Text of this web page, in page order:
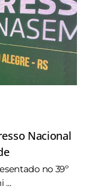
Nacional
no 39º
...